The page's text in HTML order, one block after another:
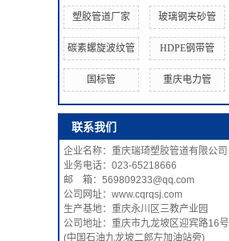
塑胶管道厂家 玻璃钢夹砂管
碳素螺旋波纹管 HDPE钢带管
国标管 重庆电力管
联系我们
企业名称：重庆瑞琦塑胶管道有限公司
业务电话：023-65218666
邮 箱：569809233@qq.com
公司网址：www.cqrqsj.com
生产基地：重庆永川区三教产业园
公司地址：重庆市九龙坡区迎宾路16号
(中国石油九龙坡二郎左加油站旁)